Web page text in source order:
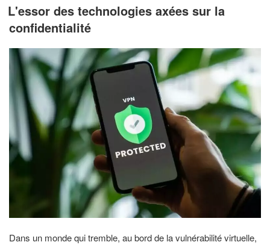
LE
L'essor des technologies axées sur la
confidentialité
Dans un monde qui tremble, au bord de la vulnérabilité virtuelle,